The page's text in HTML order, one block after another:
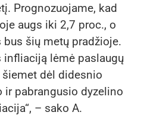
Prognozuojame, kad
augs iki 2,7 proc., o
šių metų pradžioje.
lėmė paslaugų
dėl didesnio
pabrangusio dyzelino
– sako A.